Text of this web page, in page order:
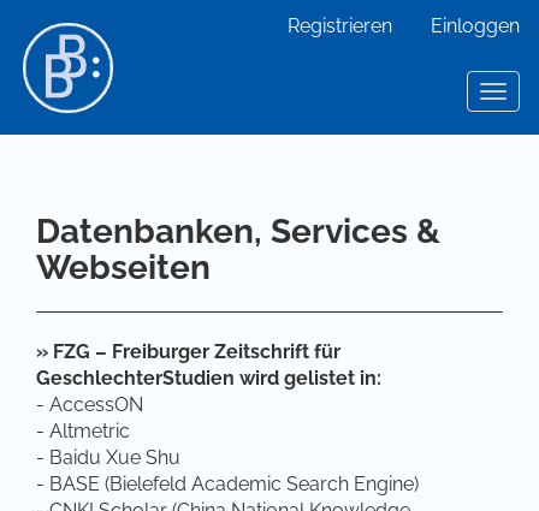
Hauptinhalt
Sidebar
Registrieren Einloggen
Datenbanken, Services &
Webseiten
» FZG – Freiburger Zeitschrift für
GeschlechterStudien wird gelistet in:
- AccessON
- Altmetric
- Baidu Xue Shu
- BASE (Bielefeld Academic Search Engine)